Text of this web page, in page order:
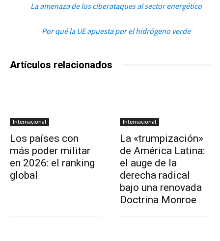
La amenaza de los ciberataques al sector energético
Por qué la UE apuesta por el hidrógeno verde
Artículos relacionados
Internacional
Los países con
más poder militar
en 2026: el ranking
global
Internacional
La «trumpización»
de América Latina:
el auge de la
derecha radical
bajo una renovada
Doctrina Monroe